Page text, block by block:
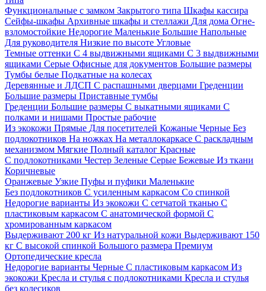
Функциональные с замком Закрытого типа Шкафы кассира
Сейфы-шкафы Архивные шкафы и стеллажи Для дома Огне-
взломостойкие Недорогие Маленькие Большие Напольные
Для руководителя Низкие по высоте Угловые
Темные оттенки С 4 выдвижными ящиками С 3 выдвижными
ящиками Серые Офисные для документов Большие размеры
Тумбы белые Подкатные на колесах
Деревянные и ЛДСП С распашными дверцами Греденции
Большие размеры Приставные тумбы
Греденции Большие размеры С выкатными ящиками С
полками и нишами Простые рабочие
Из экокожи Прямые Для посетителей Кожаные Черные Без
подлокотников На ножках На металлокаркасе С раскладным
механизмом Мягкие Полный каталог Красные
С подлокотниками Честер Зеленые Серые Бежевые Из ткани
Коричневые
Оранжевые Узкие Пуфы и пуфики Маленькие
Без подлокотников С усиленным каркасом Со спинкой
Недорогие варианты Из экокожи С сетчатой тканью С
пластиковым каркасом С анатомической формой С
хромированным каркасом
Выдерживают 200 кг Из натуральной кожи Выдерживают 150
кг С высокой спинкой Большого размера Премиум
Ортопедические кресла
Недорогие варианты Черные С пластиковым каркасом Из
экокожи Кресла и стулья с подлокотниками Кресла и стулья
без колесиков